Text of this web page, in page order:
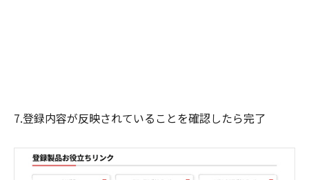
7.登録内容が反映されていることを確認したら完了